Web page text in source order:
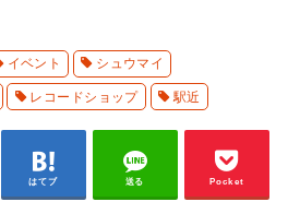
イベント シュウマイ
レコードショップ 駅近
はてブ 送る Pocket